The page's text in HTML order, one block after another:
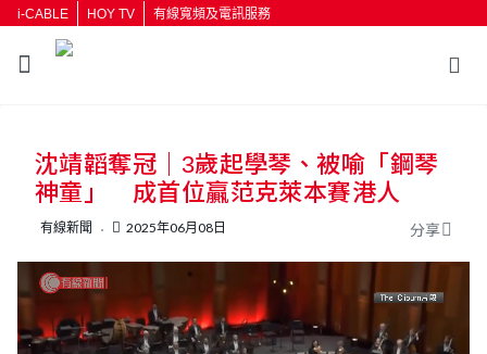
i-CABLE HOY TV 有線寬頻及電訊服務
按輸入鍵開始搜尋
沈靖韜奪冠｜3歲起學琴、被喻「鋼琴
神童」 成首位贏范克萊本賽港人
有線新聞 2025年06月08日 分享